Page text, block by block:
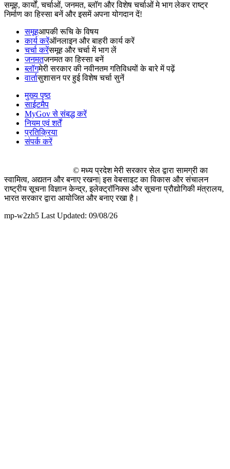
समूह, कार्यों, चर्चाओं, जनमत, ब्लॉग और विशेष चर्चाओं मे भाग लेकर राष्ट्र
निर्माण का हिस्सा बनें और इसमें अपना योगदान दें!
समूहआपकी रूचि के विषय
कार्य करेंऑनलाइन और बाहरी कार्य करें
चर्चा करेंसमूह और चर्चा में भाग लें
जनमतजनमत का हिस्सा बनें
ब्लॉगमेरी सरकार की नवीनतम गतिविधयों के बारे में पढ़ें
वार्तासुशासन पर हुई विशेष चर्चा सुनें
मुख्य पृष्ठ
साईटमैप
MyGov से संबद्ध करें
नियम एवं शर्तें
प्रतिक्रिया
संपर्क करें
© मध्य प्रदेश मेरी सरकार सेल द्वारा सामग्री का
स्वामित्व, अद्यतन और बनाए रखना| इस वेबसाइट का विकास और संचालन
राष्ट्रीय सूचना विज्ञान केन्द्र, इलेक्ट्रॉनिक्स और सूचना प्रौद्योगिकी मंत्रालय,
भारत सरकार द्वारा आयोजित और बनाए रखा है।
mp-w2zh5 Last Updated: 09/08/26